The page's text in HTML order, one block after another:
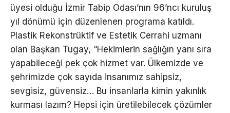
üyesi olduğu İzmir Tabip Odası’nın 96’ncı kuruluş
yıl dönümü için düzenlenen programa katıldı.
Plastik Rekonstrüktif ve Estetik Cerrahi uzmanı
olan Başkan Tugay, “Hekimlerin sağlığın yanı sıra
yapabileceği pek çok hizmet var. Ülkemizde ve
şehrimizde çok sayıda insanımız sahipsiz,
sevgisiz, güvensiz… Bu insanlarla kimin yakınlık
kurması lazım? Hepsi için üretilebilecek çözümler